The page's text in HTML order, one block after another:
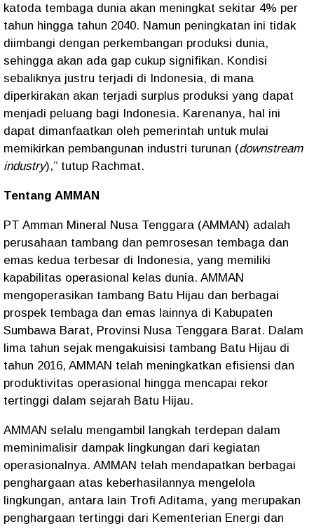
katoda tembaga dunia akan meningkat sekitar 4% per
tahun hingga tahun 2040. Namun peningkatan ini tidak
diimbangi dengan perkembangan produksi dunia,
sehingga akan ada gap cukup signifikan. Kondisi
sebaliknya justru terjadi di Indonesia, di mana
diperkirakan akan terjadi surplus produksi yang dapat
menjadi peluang bagi Indonesia. Karenanya, hal ini
dapat dimanfaatkan oleh pemerintah untuk mulai
memikirkan pembangunan industri turunan (downstream
industry),” tutup Rachmat.
Tentang AMMAN
PT Amman Mineral Nusa Tenggara (AMMAN) adalah
perusahaan tambang dan pemrosesan tembaga dan
emas kedua terbesar di Indonesia, yang memiliki
kapabilitas operasional kelas dunia. AMMAN
mengoperasikan tambang Batu Hijau dan berbagai
prospek tembaga dan emas lainnya di Kabupaten
Sumbawa Barat, Provinsi Nusa Tenggara Barat. Dalam
lima tahun sejak mengakuisisi tambang Batu Hijau di
tahun 2016, AMMAN telah meningkatkan efisiensi dan
produktivitas operasional hingga mencapai rekor
tertinggi dalam sejarah Batu Hijau.
AMMAN selalu mengambil langkah terdepan dalam
meminimalisir dampak lingkungan dari kegiatan
operasionalnya. AMMAN telah mendapatkan berbagai
penghargaan atas keberhasilannya mengelola
lingkungan, antara lain Trofi Aditama, yang merupakan
penghargaan tertinggi dari Kementerian Energi dan